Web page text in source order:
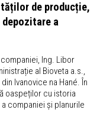
de producție,
a
Ing. Libor
al Bioveta a.s.,
Ivanovice na Hané. În
oaspeților cu istoria
companiei și planurile